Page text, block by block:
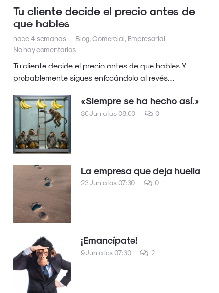
Tu cliente decide el precio antes de
que hables
hace 4 semanas Blog,Comercial, Empresarial
No hay comentarios
Tu cliente decide el precio antes de que hables Y
probablemente sigues enfocándolo al revés…
«Siempre se ha hecho así.»
30 Jun a las 08:00 0
La empresa que deja huella
23 Jun a las 07:30 0
¡Emancípate!
9 Jun a las 07:30 2comentarios